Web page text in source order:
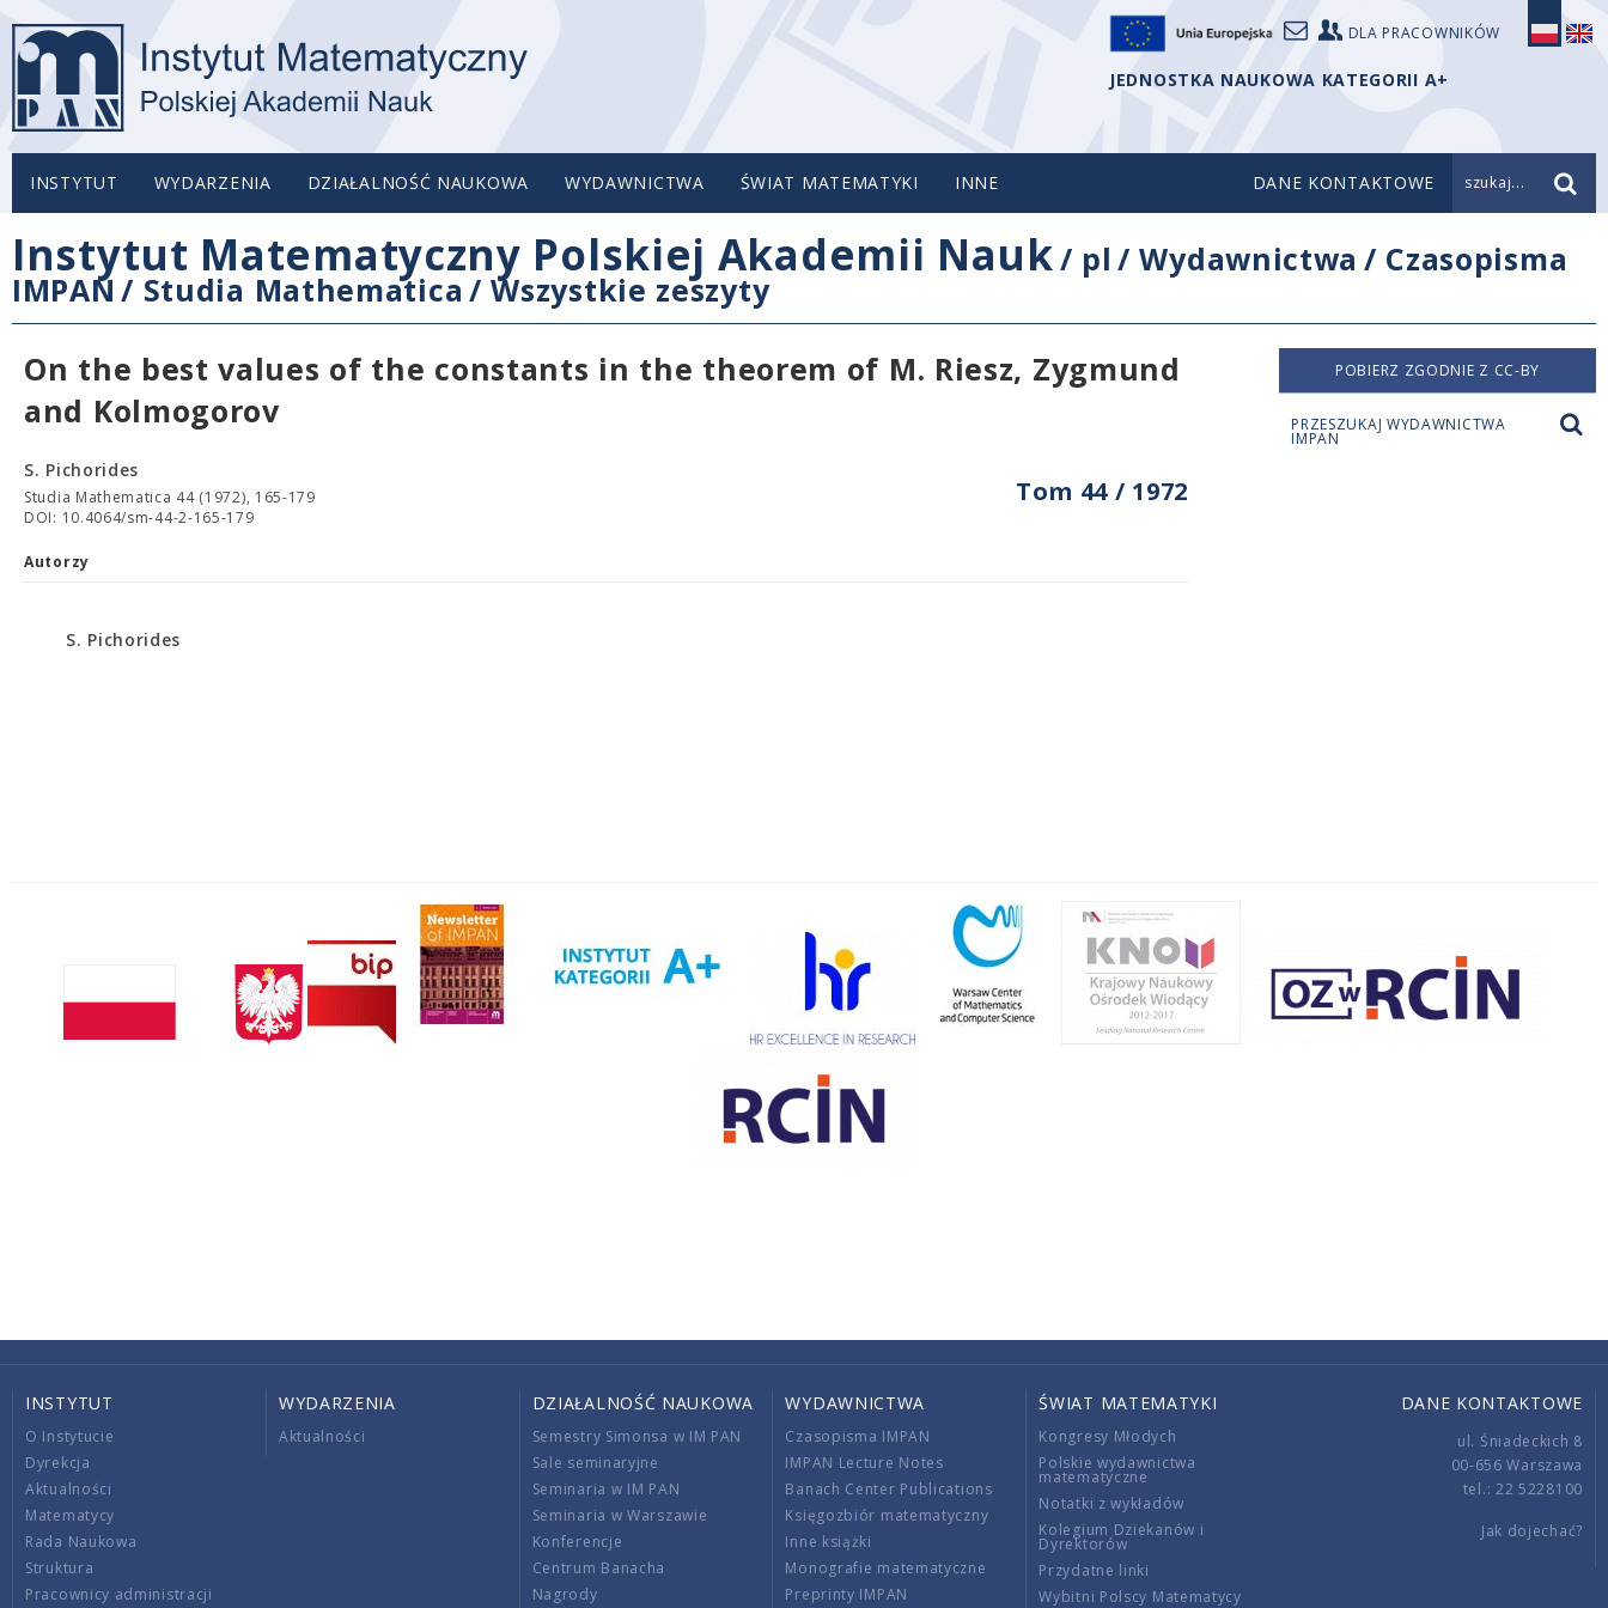
DLA PRACOWNIKÓW
JEDNOSTKA NAUKOWA KATEGORII A+
INSTYTUT WYDARZENIA DZIAŁALNOŚĆ NAUKOWA WYDAWNICTWA ŚWIAT MATEMATYKI INNE DANE KONTAKTOWE szukaj...
Instytut Matematyczny Polskiej Akademii Nauk/ pl /Wydawnictwa / Czasopisma
IMPAN / Studia Mathematica /Wszystkie zeszyty
On the best values of the constants in the theorem of M. Riesz, Zygmund
and Kolmogorov
Tom 44 / 1972
S. Pichorides
Studia Mathematica 44 (1972), 165-179
DOI: 10.4064/sm-44-2-165-179
Autorzy
S. Pichorides
POBIERZ ZGODNIE Z CC-BY
PRZESZUKAJ WYDAWNICTWA
IMPAN
INSTYTUT
O Instytucie
Dyrekcja
Aktualności
Matematycy
Rada Naukowa
Struktura
Pracownicy administracji
WYDARZENIA
Aktualności
DZIAŁALNOŚĆ NAUKOWA
Semestry Simonsa w IM PAN
Sale seminaryjne
Seminaria w IM PAN
Seminaria w Warszawie
Konferencje
Centrum Banacha
Nagrody
WYDAWNICTWA
Czasopisma IMPAN
IMPAN Lecture Notes
Banach Center Publications
Księgozbiór matematyczny
Inne książki
Monografie matematyczne
Preprinty IMPAN
ŚWIAT MATEMATYKI
Kongresy Młodych
Polskie wydawnictwa
matematyczne
Notatki z wykładów
Kolegium Dziekanów i
Dyrektorów
Przydatne linki
Wybitni Polscy Matematycy
DANE KONTAKTOWE
ul. Śniadeckich 8
00-656 Warszawa
tel.: 22 5228100
Jak dojechać?